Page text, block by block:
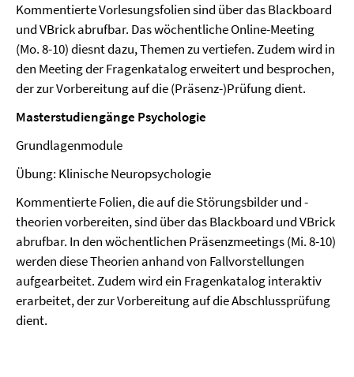
Kommentierte Vorlesungsfolien sind über das Blackboard
und VBrick abrufbar. Das wöchentliche Online-Meeting
(Mo. 8-10) diesnt dazu, Themen zu vertiefen. Zudem wird in
den Meeting der Fragenkatalog erweitert und besprochen,
der zur Vorbereitung auf die (Präsenz-)Prüfung dient.
Masterstudiengänge Psychologie
Grundlagenmodule
Übung: Klinische Neuropsychologie
Kommentierte Folien, die auf die Störungsbilder und -
theorien vorbereiten, sind über das Blackboard und VBrick
abrufbar. In den wöchentlichen Präsenzmeetings (Mi. 8-10)
werden diese Theorien anhand von Fallvorstellungen
aufgearbeitet. Zudem wird ein Fragenkatalog interaktiv
erarbeitet, der zur Vorbereitung auf die Abschlussprüfung
dient.